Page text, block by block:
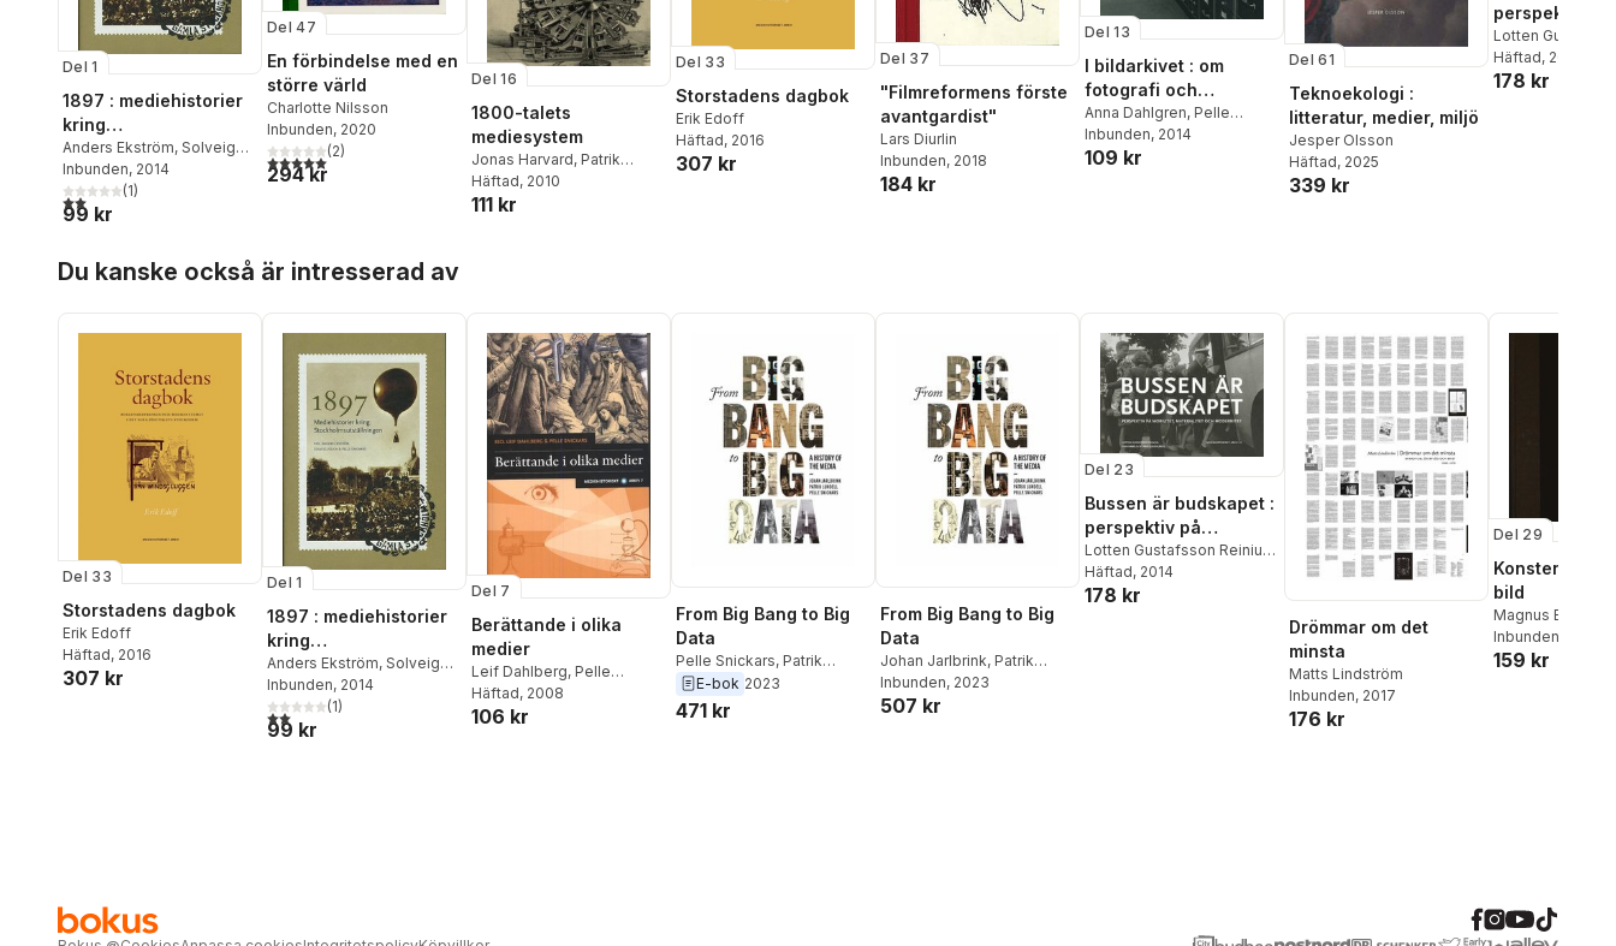
Del 1
1897 : mediehistorier
kring
Stockholmsutställning
en
Anders Ekström, Solveig
Jülich,Pelle Snickars
Inbunden, 2014
2,0utav 5 stjärnor. Totalt antal röster:
(1)
99 kr
Del 47
En förbindelse med en
större värld
Charlotte Nilsson
Inbunden, 2020
5,0utav 5 stjärnor. Totalt antal röster:
(2)
294 kr
Del 16
1800-talets
mediesystem
Jonas Harvard, Patrik
Lundell
Häftad, 2010
111 kr
Del 33
Storstadens dagbok
Erik Edoff
Häftad, 2016
307 kr
Del 37
"Filmreformens förste
avantgardist"
Lars Diurlin
Inbunden, 2018
184 kr
Del 13
I bildarkivet : om
fotografi och
digitaliseringens
effekter
Anna Dahlgren, Pelle
Snickars
Inbunden, 2014
109 kr
Del 61
Teknoekologi :
litteratur, medier, miljö
Jesper Olsson
Häftad, 2025
339 kr
perspektiv på
mobilitet,
och
Lotten
Ylva Habel
Ulrika Torell
Häftad, 2014
178 kr
Du kanske också är intresserad av
Del 33
Storstadens dagbok
Erik Edoff
Häftad, 2016
307 kr
Del 1
1897 : mediehistorier
kring
Stockholmsutställning
en
Anders Ekström, Solveig
Jülich,Pelle Snickars
Inbunden, 2014
2,0utav 5 stjärnor. Totalt antal röster:
(1)
99 kr
Del 7
Berättande i olika
medier
Leif Dahlberg, Pelle
Snickars
Häftad, 2008
106 kr
From Big Bang to Big
Data
Pelle Snickars, Patrik
Lundell,Johan Jarlbrink
E-bok 2023
471 kr
From Big Bang to Big
Data
Johan Jarlbrink, Patrik
Lundell,Pelle Snickars
Inbunden, 2023
507 kr
Del 23
Bussen är budskapet :
perspektiv på
mobilitet, materialitet
och modernitet
Lotten Gustafsson Reinius ,
Ylva Habel,Solveig Jülich
Ulrika Torell
Häftad, 2014
178 kr
Drömmar om det
minsta
Matts Lindström
Inbunden, 2017
176 kr
Del 29
Konsten att
bild
Magnus Brenner
Inbunden
159 kr